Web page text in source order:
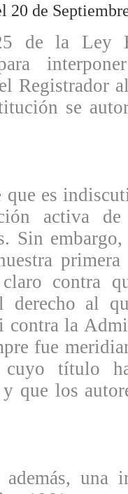
20 de
la Ley
Registrador
se
es
activa
Sin
claro contra
derecho al
contra la
fue
título
que los
una